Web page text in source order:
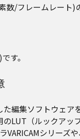
/フレームレート)
す。
編集ソフトウェ
LUT（ルックア
シリー